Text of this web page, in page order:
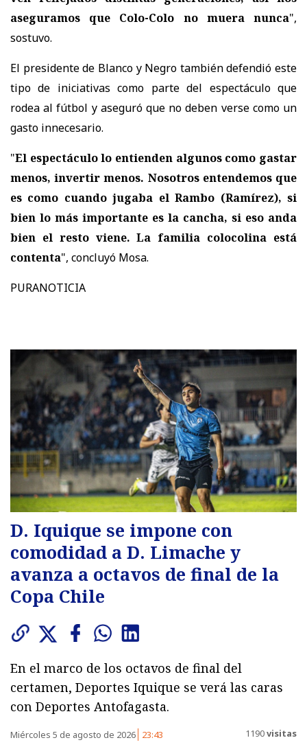
aseguramos que Colo-Colo no muera nunca",
sostuvo.
El presidente de Blanco y Negro también defendió este
tipo de iniciativas como parte del espectáculo que
rodea al fútbol y aseguró que no deben verse como un
gasto innecesario.
"El espectáculo lo entienden algunos como gastar
menos, invertir menos. Nosotros entendemos que
es como cuando jugaba el Rambo (Ramírez), si
bien lo más importante es la cancha, si eso anda
bien el resto viene. La familia colocolina está
contenta", concluyó Mosa.
PURANOTICIA
D. Iquique se impone con
comodidad a D. Limache y
avanza a octavos de final de la
Copa Chile
En el marco de los octavos de final del
certamen, Deportes Iquique se verá las caras
con Deportes Antofagasta.
Miércoles 5 de agosto de 2026 23:43 1190visitas